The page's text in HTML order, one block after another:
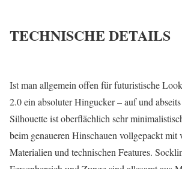
TECHNISCHE DETAILS
Ist man allgemein offen für futuristische
2.0 ein absoluter Hingucker – auf und
Silhouette ist oberflächlich sehr
beim genaueren Hinschauen vollgepackt mit
Materialien und technischen Features.